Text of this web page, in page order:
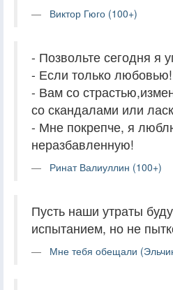
Виктор Гюго (100+)
- Позвольте сегодня я
- Если только любовью!
- Вам со
со скандалами или
- Мне покрепче, я
неразбавленную!
Ринат Валиуллин (100+)
Пусть наши утраты
испытанием, но не
Мне тебя обещали